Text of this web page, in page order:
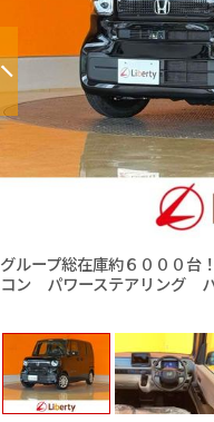
グループ総在庫約６０００
コン パワーステアリング